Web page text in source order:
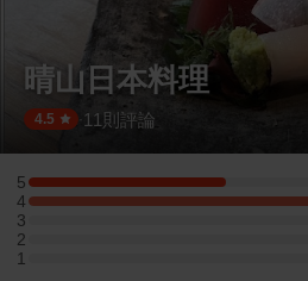
晴山日本料理
4.5 11 則評論
5
5 星：1 則評論
4
4 星：2 則評論
3
3 星：0 則評論
2
2 星：0 則評論
1
1 星：0 則評論